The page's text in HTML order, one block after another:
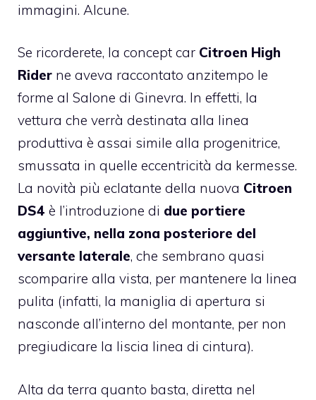
immagini. Alcune.
Se ricorderete, la concept car Citroen High
Rider ne aveva raccontato anzitempo le
forme al Salone di Ginevra. In effetti, la
vettura che verrà destinata alla linea
produttiva è assai simile alla progenitrice,
smussata in quelle eccentricità da kermesse.
La novità più eclatante della nuova Citroen
DS4 è l’introduzione di due portiere
aggiuntive, nella zona posteriore del
versante laterale, che sembrano quasi
scomparire alla vista, per mantenere la linea
pulita (infatti, la maniglia di apertura si
nasconde all’interno del montante, per non
pregiudicare la liscia linea di cintura).
Alta da terra quanto basta, diretta nel